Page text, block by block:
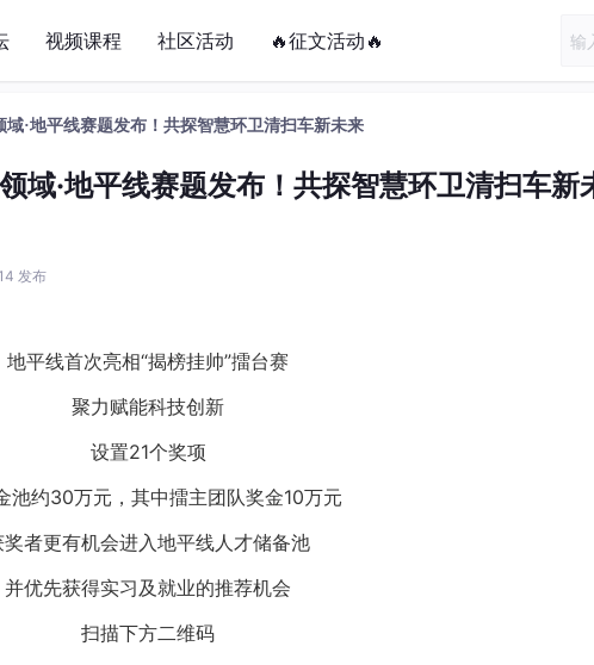
视频课程 社区活动 🔥征文活动🔥
·地平线赛题发布！共探智慧环卫清扫车新未来
域·地平线赛题发布！共探智慧环卫清扫车新
发布
地平线首次亮相“揭榜挂帅”擂台赛
聚力赋能科技创新
设置21个奖项
池约30万元，其中擂主团队奖金10万元
奖者更有机会进入地平线人才储备池
并优先获得实习及就业的推荐机会
扫描下方二维码